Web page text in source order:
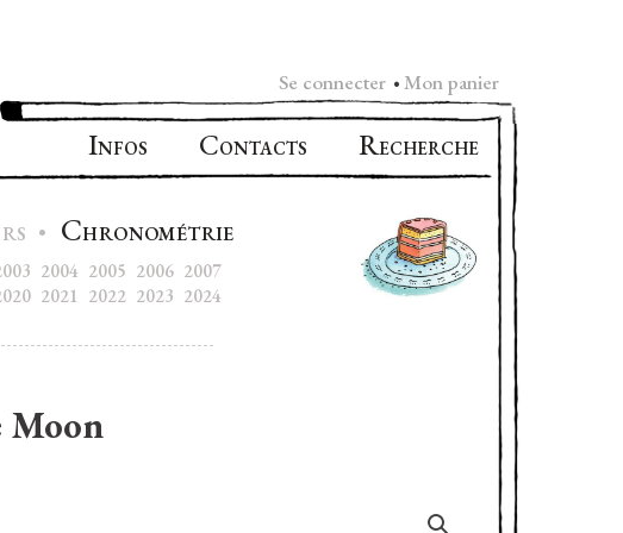
Se connecter •Mon panier
INFOS CONTACTS RECHERCHE
• CHRONOMÉTRIE
2004 2005 2006 2007
2021 2022 2023 2024
Moon